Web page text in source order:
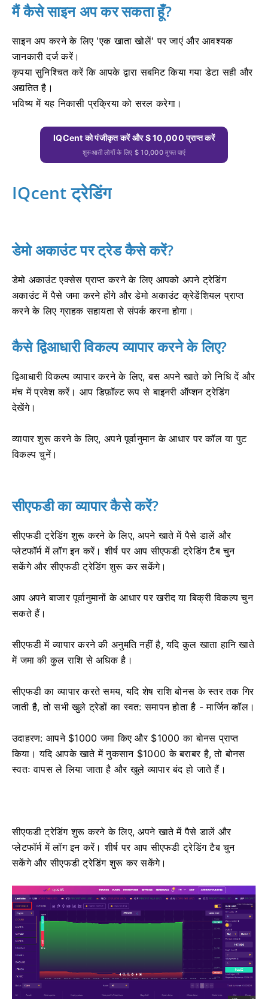
मैं कैसे साइन अप कर सकता हूँ?
साइन अप करने के लिए 'एक खाता खोलें' पर जाएं और आवश्यक
जानकारी दर्ज करें।
कृपया सुनिश्चित करें कि आपके द्वारा सबमिट किया गया डेटा सही और
अद्यतित है।
भविष्य में यह निकासी प्रक्रिया को सरल करेगा।
IQCent को पंजीकृत करें और $ 10,000 प्राप्त करें
शुरुआती लोगों के लिए $ 10,000 मुफ्त पाएं
IQcent ट्रेडिंग
डेमो अकाउंट पर ट्रेड कैसे करें?
डेमो अकाउंट एक्सेस प्राप्त करने के लिए आपको अपने ट्रेडिंग
अकाउंट में पैसे जमा करने होंगे और डेमो अकाउंट क्रेडेंशियल प्राप्त
करने के लिए ग्राहक सहायता से संपर्क करना होगा।
कैसे द्विआधारी विकल्प व्यापार करने के लिए?
द्विआधारी विकल्प व्यापार करने के लिए, बस अपने खाते को निधि दें और
मंच में प्रवेश करें। आप डिफ़ॉल्ट रूप से बाइनरी ऑप्शन ट्रेडिंग
देखेंगे।
व्यापार शुरू करने के लिए, अपने पूर्वानुमान के आधार पर कॉल या पुट
विकल्प चुनें।
सीएफडी का व्यापार कैसे करें?
सीएफडी ट्रेडिंग शुरू करने के लिए, अपने खाते में पैसे डालें और
प्लेटफॉर्म में लॉग इन करें।शीर्ष पर आप सीएफडी ट्रेडिंग टैब चुन
सकेंगे और सीएफडी ट्रेडिंग शुरू कर सकेंगे।
आप अपने बाजार पूर्वानुमानों के आधार पर खरीद या बिक्री विकल्प चुन
सकते हैं।
सीएफडी में व्यापार करने की अनुमति नहीं है, यदि कुल खाता हानि खाते
में जमा की कुल राशि से अधिक है।
सीएफडी का व्यापार करते समय, यदि शेष राशि बोनस के स्तर तक गिर
जाती है, तो सभी खुले ट्रेडों का स्वत: समापन होता है - मार्जिन कॉल।
उदाहरण: आपने $1000 जमा किए और $1000 का बोनस प्राप्त
किया।यदि आपके खाते में नुकसान $1000 के बराबर है, तो बोनस
स्वतः वापस ले लिया जाता है और खुले व्यापार बंद हो जाते हैं।
सीएफडी ट्रेडिंग शुरू करने के लिए, अपने खाते में पैसे डालें और
प्लेटफॉर्म में लॉग इन करें।शीर्ष पर आप सीएफडी ट्रेडिंग टैब चुन
सकेंगे और सीएफडी ट्रेडिंग शुरू कर सकेंगे।